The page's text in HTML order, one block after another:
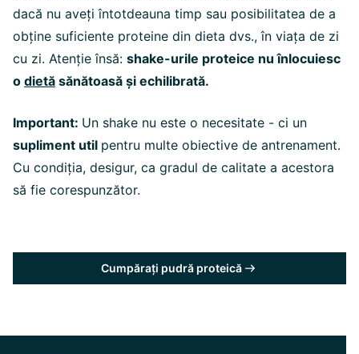
dacă nu aveți întotdeauna timp sau posibilitatea de a
obține suficiente proteine din dieta dvs., în viața de zi
cu zi. Atenție însă: shake-urile proteice nu înlocuiesc
o dietă sănătoasă și echilibrată.
Important: Un shake nu este o necesitate - ci un
supliment util pentru multe obiective de antrenament.
Cu condiția, desigur, ca gradul de calitate a acestora
să fie corespunzător.
Cumpărați pudră proteică